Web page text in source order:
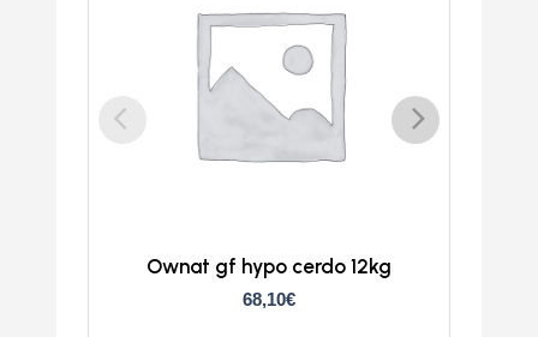
Ownat gf hypo cerdo 12kg
68,10€